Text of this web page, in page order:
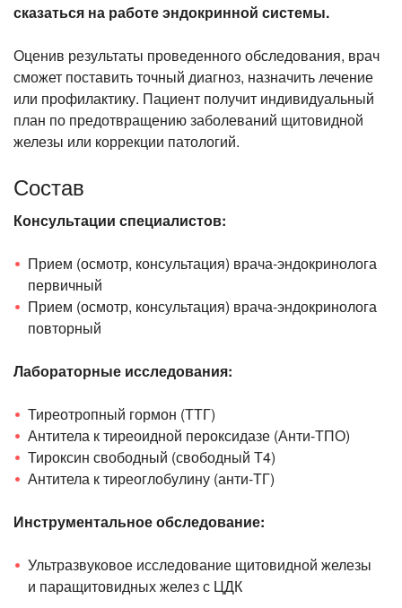
сказаться на работе эндокринной системы.
Оценив результаты проведенного обследования, врач
сможет поставить точный диагноз, назначить лечение
или профилактику. Пациент получит индивидуальный
план по предотвращению заболеваний щитовидной
железы или коррекции патологий.
Состав
Консультации специалистов:
Прием (осмотр, консультация) врача-эндокринолога
первичный
Прием (осмотр, консультация) врача-эндокринолога
повторный
Лабораторные исследования:
Тиреотропный гормон (ТТГ)
Антитела к тиреоидной пероксидазе (Анти-ТПО)
Тироксин свободный (свободный Т4)
Антитела к тиреоглобулину (анти-ТГ)
Инструментальное обследование:
Ультразвуковое исследование щитовидной железы
и паращитовидных желез с ЦДК